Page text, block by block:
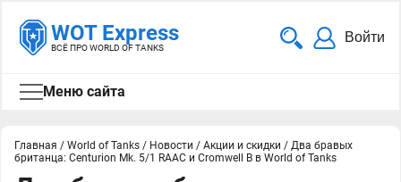
WOT Express
ВСЁ ПРО WORLD OF TANKS
Войти
Меню сайта
Главная / World of Tanks / Новости / Акции и скидки / Два бравых
британца: Centurion Mk. 5/1 RAAC и Cromwell B в World of Tanks